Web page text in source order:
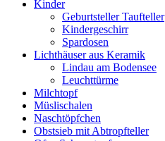
Kinder
Geburtsteller Taufteller
Kindergeschirr
Spardosen
Lichthäuser aus Keramik
Lindau am Bodensee
Leuchttürme
Milchtopf
Müslischalen
Naschtöpfchen
Obstsieb mit Abtropfteller